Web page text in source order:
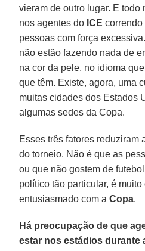
vieram de outro lugar. E todo
nos agentes do ICE correndo
pessoas com força
não estão fazendo nada de
na cor da pele, no idioma
que têm. Existe, agora, uma
muitas cidades dos Estados
algumas sedes da Copa.
Esses três fatores reduziram
do torneio. Não é que as
ou que não gostem de
político tão particular, é
entusiasmado com aCopa.
Há preocupação de que
estar nos estádios durante